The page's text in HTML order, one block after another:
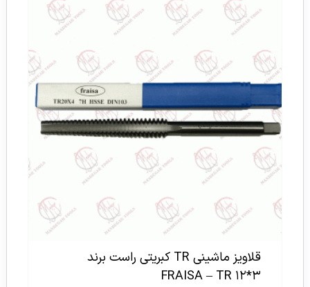
قلاویز ماشینی TR کبریتی راست برند
FRAISA – TR ۱۲*۳